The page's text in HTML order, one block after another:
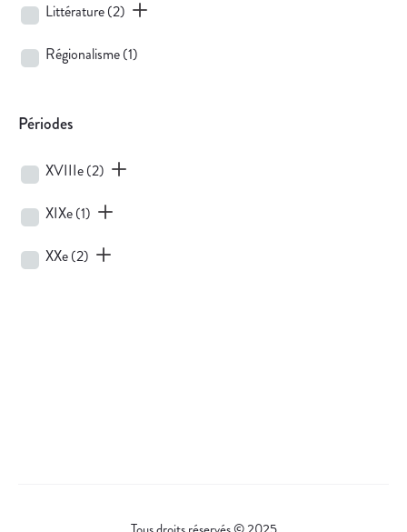
Littérature(2)
Régionalisme(1)
Périodes
XVIIIe(2)
XIXe(1)
XXe(2)